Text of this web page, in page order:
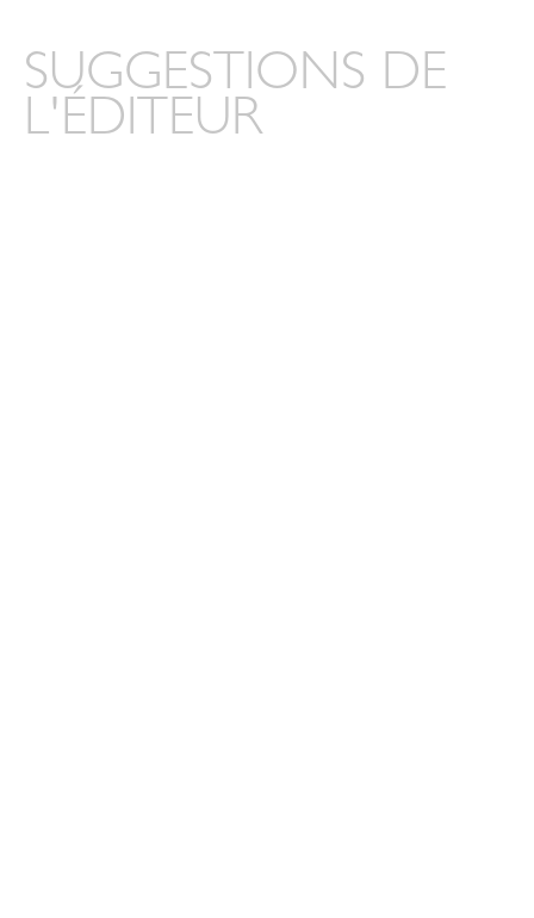
SUGGESTIONS DE
L'ÉDITEUR